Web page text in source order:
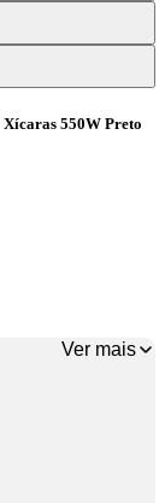
550W Preto
Ver mais